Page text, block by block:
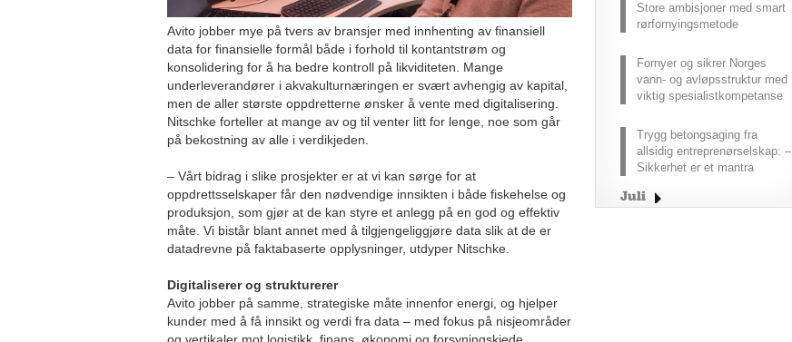
Avito jobber mye på tvers av bransjer med innhenting av finansiell
data for finansielle formål både i forhold til kontantstrøm og
konsolidering for å ha bedre kontroll på likviditeten. Mange
underleverandører i akvakulturnæringen er svært avhengig av kapital,
men de aller største oppdretterne ønsker å vente med digitalisering.
Nitschke forteller at mange av og til venter litt for lenge, noe som går
på bekostning av alle i verdikjeden.
– Vårt bidrag i slike prosjekter er at vi kan sørge for at
oppdrettsselskaper får den nødvendige innsikten i både fiskehelse og
produksjon, som gjør at de kan styre et anlegg på en god og effektiv
måte. Vi bistår blant annet med å tilgjengeliggjøre data slik at de er
datadrevne på faktabaserte opplysninger, utdyper Nitschke.
Digitaliserer og strukturerer
Avito jobber på samme, strategiske måte innenfor energi, og hjelper
kunder med å få innsikt og verdi fra data – med fokus på nisjeområder
Store ambisjoner med smart
rørfornyingsmetode
Fornyer og sikrer Norges
vann- og avløpsstruktur med
viktig spesialistkompetanse
Trygg betongsaging fra
allsidig entreprenørselskap: –
Sikkerhet er et mantra
Juli